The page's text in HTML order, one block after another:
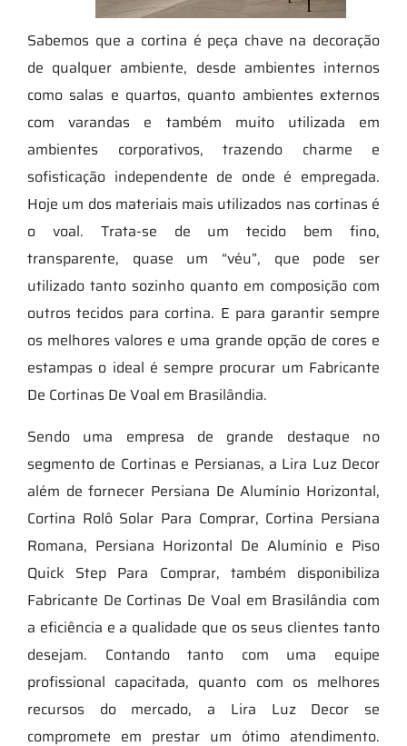
Sabemos que a cortina é peça chave na decoração
de qualquer ambiente, desde ambientes internos
como salas e quartos, quanto ambientes externos
com varandas e também muito utilizada em
ambientes corporativos, trazendo charme e
sofisticação independente de onde é empregada.
Hoje um dos materiais mais utilizados nas cortinas é
o voal. Trata-se de um tecido bem fino,
transparente, quase um “véu”, que pode ser
utilizado tanto sozinho quanto em composição com
outros tecidos para cortina. E para garantir sempre
os melhores valores e uma grande opção de cores e
estampas o ideal é sempre procurar um Fabricante
De Cortinas De Voal em Brasilândia.
Sendo uma empresa de grande destaque no
segmento de Cortinas e Persianas, a Lira Luz Decor
além de fornecer Persiana De Alumínio Horizontal,
Cortina Rolô Solar Para Comprar, Cortina Persiana
Romana, Persiana Horizontal De Alumínio e Piso
Quick Step Para Comprar, também disponibiliza
Fabricante De Cortinas De Voal em Brasilândia com
a eficiência e a qualidade que os seus clientes tanto
desejam. Contando tanto com uma equipe
profissional capacitada, quanto com os melhores
recursos do mercado, a Lira Luz Decor se
compromete em prestar um ótimo atendimento.